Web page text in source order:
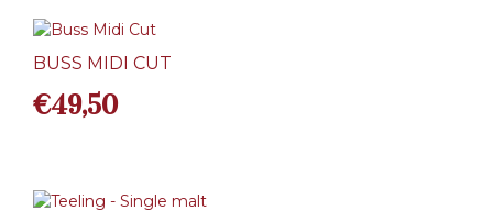
BUSS MIDI CUT
€49,50